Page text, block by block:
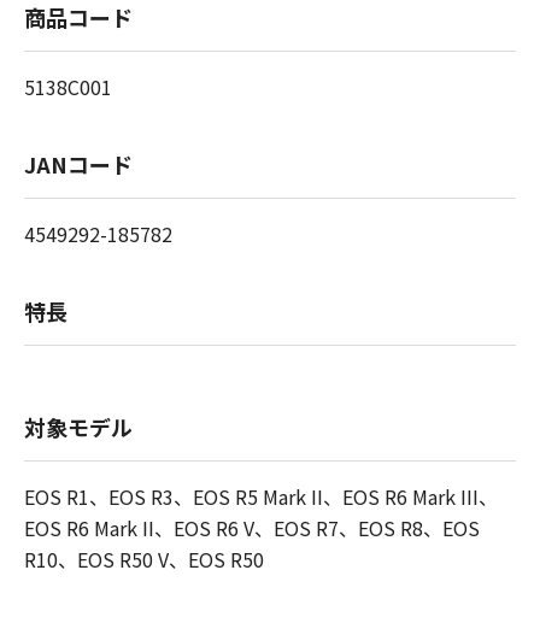
商品コード
5138C001
JANコード
4549292-185782
特長
対象モデル
EOS R1、EOS R3、EOS R5 Mark II、EOS R6 Mark III、
EOS R6 Mark II、EOS R6 V、EOS R7、EOS R8、EOS
R10、EOS R50 V、EOS R50